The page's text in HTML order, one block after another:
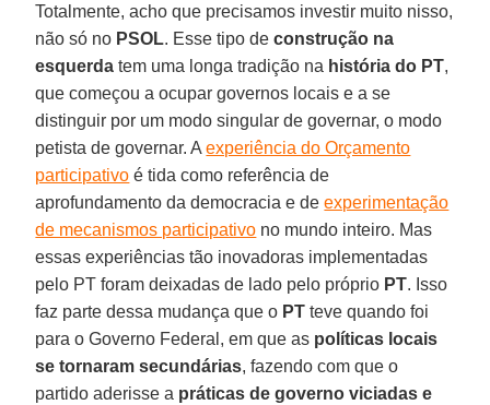
Totalmente, acho que precisamos investir muito nisso,
não só no PSOL. Esse tipo deconstrução na
esquerda tem uma longa tradição na história do PT,
que começou a ocupar governos locais e a se
distinguir por um modo singular de governar, o modo
petista de governar. Aexperiência do Orçamento
participativo é tida como referência de
aprofundamento da democracia e deexperimentação
de mecanismos participativo no mundo inteiro. Mas
essas experiências tão inovadoras implementadas
pelo PT foram deixadas de lado pelo próprio PT. Isso
faz parte dessa mudança que o PT teve quando foi
para o Governo Federal, em que as políticas locais
se tornaram secundárias, fazendo com que o
partido aderisse a práticas de governo viciadas e